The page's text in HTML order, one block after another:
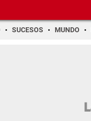
SUCESOS MUNDO